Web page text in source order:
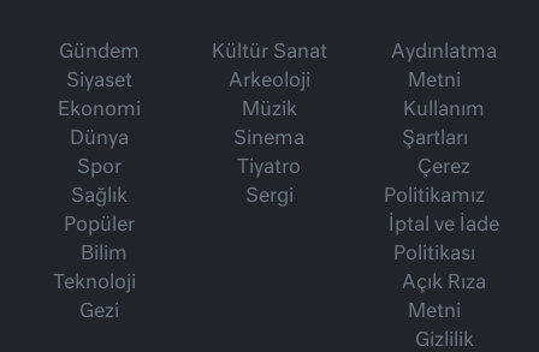
Gündem
Siyaset
Ekonomi
Dünya
Spor
Sağlık
Popüler
Bilim
Teknoloji
Gezi
Kültür Sanat
Arkeoloji
Müzik
Sinema
Tiyatro
Sergi
Aydınlatma
Metni
Kullanım
Şartları
Çerez
Politikamız
İptal ve İade
Politikası
Açık Rıza
Metni
Gizlilik